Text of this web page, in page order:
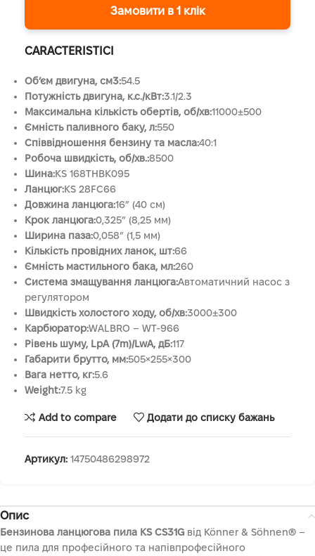
Замовити в 1 клік
CARACTERISTICI
Об’єм двигуна, см3:54.5
Потужність двигуна, к.с./кВт:3.1/2.3
Максимальна кількість обертів, об/хв:11000±500
Ємність паливного баку, л:550
Співвідношення бензину та масла:40:1
Робоча швидкість, об/хв.:8500
Шина:KS 168THBK095
Ланцюг:KS 28FC66
Довжина ланцюга:16” (40 см)
Крок ланцюга:0,325” (8,25 мм)
Ширина паза:0,058” (1,5 мм)
Кількість провідних ланок, шт:66
Ємність мастильного бака, мл:260
Система змащування ланцюга:Автоматичний насос з
регулятором
Швидкість холостого ходу, об/хв:3000±300
Карбюратор:WALBRO – WT-966
Рівень шуму, LpA (7m)/LwA, дБ:117
Габарити брутто, мм:505×255×300
Вага нетто, кг:5.6
Weight:7.5 kg
Add to compare Додати до списку бажань
Артикул: 14750486298972
Опис
Бензинова ланцюгова пила KS CS31G від Könner & Söhnen® –
це пила для професійного та напівпрофесійного